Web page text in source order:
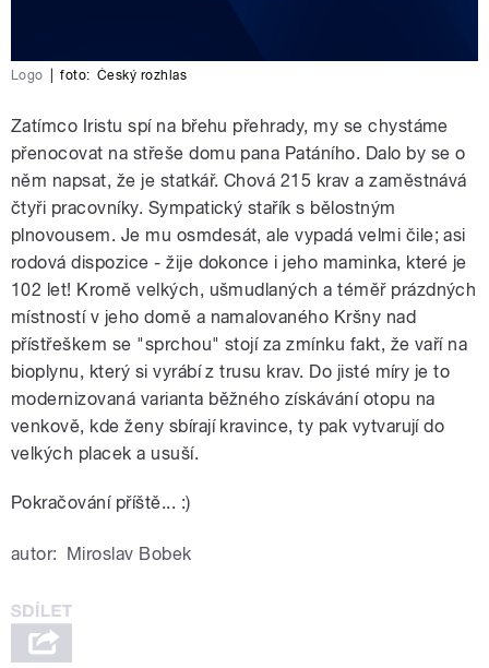
Logo foto: Český rozhlas
Zatímco Iristu spí na břehu přehrady, my se chystáme
přenocovat na střeše domu pana Patáního. Dalo by se o
něm napsat, že je statkář. Chová 215 krav a zaměstnává
čtyři pracovníky. Sympatický stařík s bělostným
plnovousem. Je mu osmdesát, ale vypadá velmi čile; asi
rodová dispozice - žije dokonce i jeho maminka, které je
102 let! Kromě velkých, ušmudlaných a téměř prázdných
místností v jeho domě a namalovaného Kršny nad
přístřeškem se "sprchou" stojí za zmínku fakt, že vaří na
bioplynu, který si vyrábí z trusu krav. Do jisté míry je to
modernizovaná varianta běžného získávání otopu na
venkově, kde ženy sbírají kravince, ty pak vytvarují do
velkých placek a usuší.
Pokračování příště... :)
autor: Miroslav Bobek